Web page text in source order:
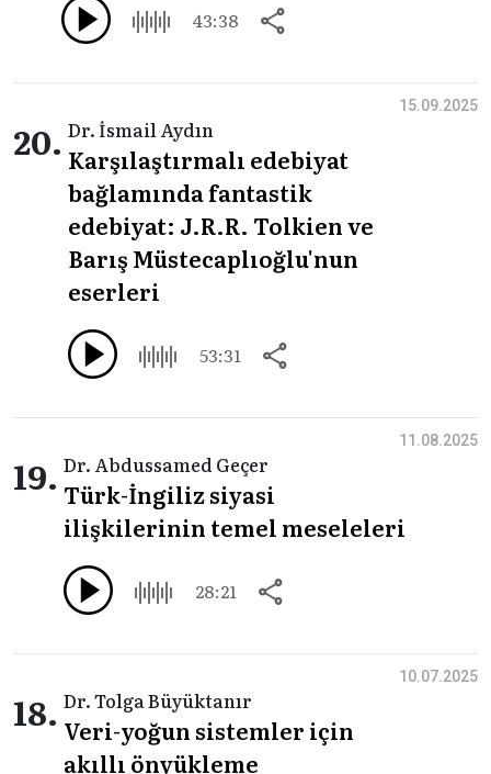
43:38
20. Dr. İsmail Aydın
Karşılaştırmalı edebiyat
bağlamında fantastik
edebiyat: J.R.R. Tolkien ve
Barış Müstecaplıoğlu'nun
eserleri
53:31
15.09.2025
19. Dr. Abdussamed Geçer
Türk-İngiliz siyasi
ilişkilerinin temel meseleleri
28:21
11.08.2025
18. Dr. Tolga Büyüktanır
Veri-yoğun sistemler için
akıllı önyükleme
10.07.2025